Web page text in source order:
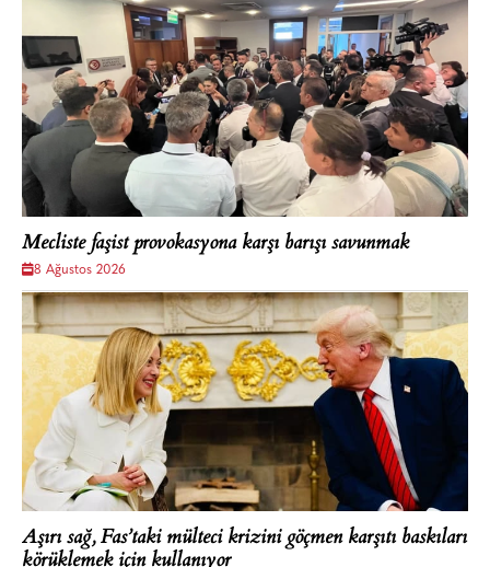
Mecliste faşist provokasyona karşı barışı savunmak
8 Ağustos 2026
Aşırı sağ, Fas’taki mülteci krizini göçmen karşıtı baskıları